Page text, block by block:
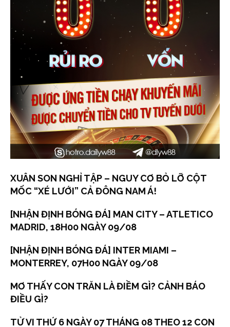
XUÂN SON NGHỈ TẬP – NGUY CƠ BỎ LỠ CỘT
MỐC “XÉ LƯỚI” CẢ ĐÔNG NAM Á!
[NHẬN ĐỊNH BÓNG ĐÁ] MAN CITY – ATLETICO
MADRID, 18H00 NGÀY 09/08
[NHẬN ĐỊNH BÓNG ĐÁ] INTER MIAMI –
MONTERREY, 07H00 NGÀY 09/08
MƠ THẤY CON TRĂN LÀ ĐIỀM GÌ? CẢNH BÁO
ĐIỀU GÌ?
TỬ VI THỨ 6 NGÀY 07 THÁNG 08 THEO 12 CON